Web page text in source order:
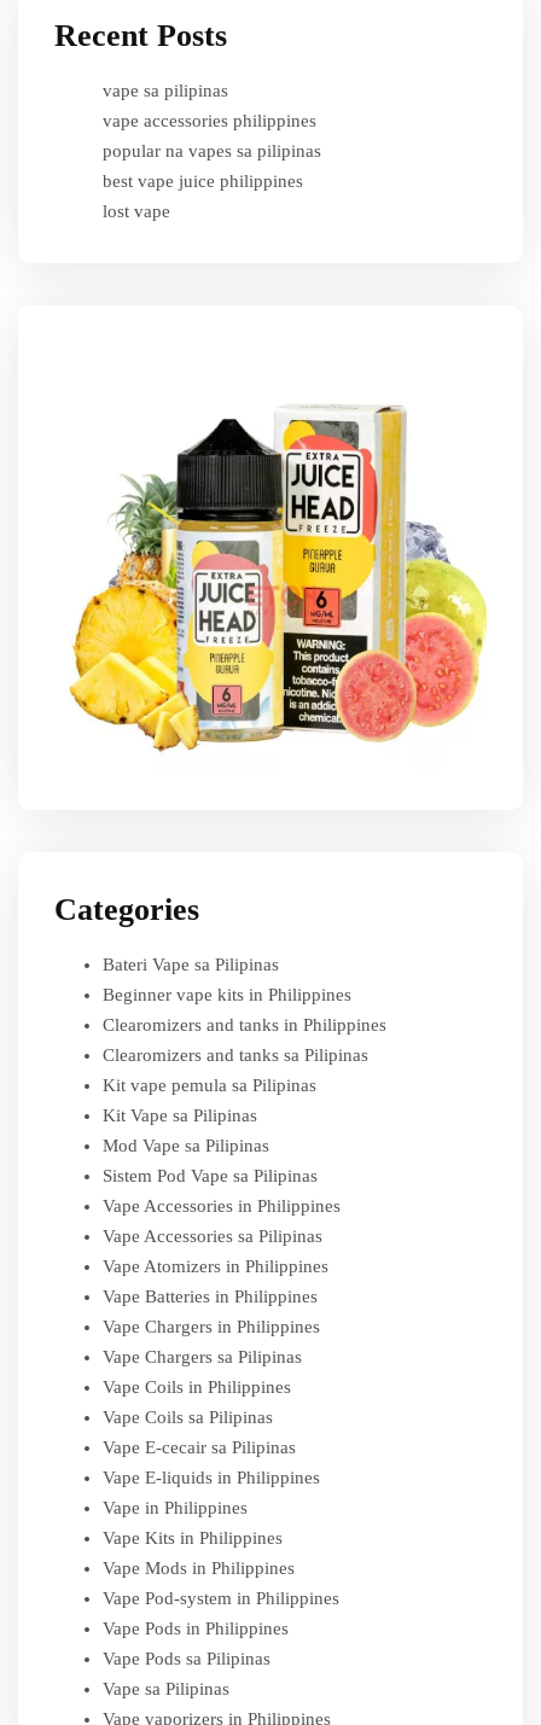
Recent Posts
vape sa pilipinas
vape accessories philippines
popular na vapes sa pilipinas
best vape juice philippines
lost vape
Categories
Bateri Vape sa Pilipinas
Beginner vape kits in Philippines
Clearomizers and tanks in Philippines
Clearomizers and tanks sa Pilipinas
Kit vape pemula sa Pilipinas
Kit Vape sa Pilipinas
Mod Vape sa Pilipinas
Sistem Pod Vape sa Pilipinas
Vape Accessories in Philippines
Vape Accessories sa Pilipinas
Vape Atomizers in Philippines
Vape Batteries in Philippines
Vape Chargers in Philippines
Vape Chargers sa Pilipinas
Vape Coils in Philippines
Vape Coils sa Pilipinas
Vape E-cecair sa Pilipinas
Vape E-liquids in Philippines
Vape in Philippines
Vape Kits in Philippines
Vape Mods in Philippines
Vape Pod-system in Philippines
Vape Pods in Philippines
Vape Pods sa Pilipinas
Vape sa Pilipinas
Vape vaporizers in Philippines